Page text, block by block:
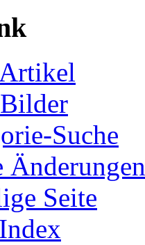
Suche
Änderungen
Seite